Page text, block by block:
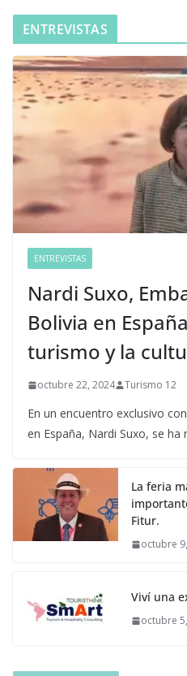
ENTREVISTAS
ENTREVISTAS
Nardi Suxo,
Bolivia en
turismo y la
octubre 22, 2024 Turismo 12
En un encuentro exclusivo
en España, Nardi Suxo, se
La feria
Fitur.
octubre
Viví una
octubre